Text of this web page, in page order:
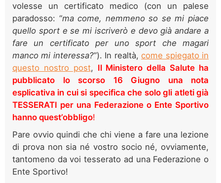
volesse un certificato medico (con un palese
paradosso: “ma come, nemmeno so se mi piace
quello sport e se mi iscriverò e devo già andare a
fare un certificato per uno sport che magari
manco mi interessa?”). In realtà, come spiegato in
questo nostro post, Il Ministero della Salute ha
pubblicato lo scorso 16 Giugno una nota
esplicativa in cui si specifica che solo gli atleti già
TESSERATI per una Federazione o Ente Sportivo
hanno quest’obbligo!
Pare ovvio quindi che chi viene a fare una lezione
di prova non sia né vostro socio né, ovviamente,
tantomeno da voi tesserato ad una Federazione o
Ente Sportivo!